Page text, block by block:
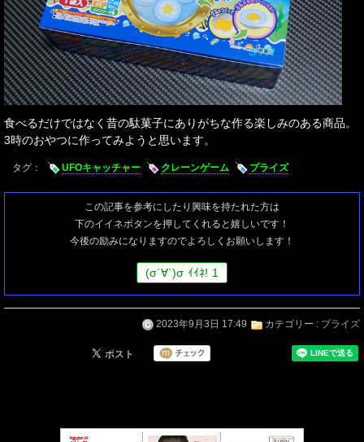
食べるだけではなく昔の駄菓子にありがちな作る楽しみのある商品。
3時のおやつに作ってみようと思います。
タグ： UFOキャッチャー クレーンゲーム プライズ
この記事を参考にしたり興味を持たれた方は
下のイイネボタンを押してくれると嬉しいです！
今後の励みになりますのでよろしくお願いします！
(σ´∀`)σ ｲｲﾈ! 1
2023年9月3日 17:49 カテゴリー : プライズ